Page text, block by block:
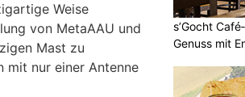
Weise
von MetaAAU und
Mast zu
mit nur einer Antenne
s’Gocht
Genuss mit